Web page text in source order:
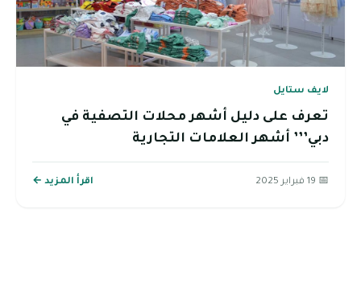
لايف ستايل
تعرف على دليل أشهر محلات التصفية في
دبي’’’ أشهر العلامات التجارية
📅 19 فبراير 2025 اقرأ المزيد ←